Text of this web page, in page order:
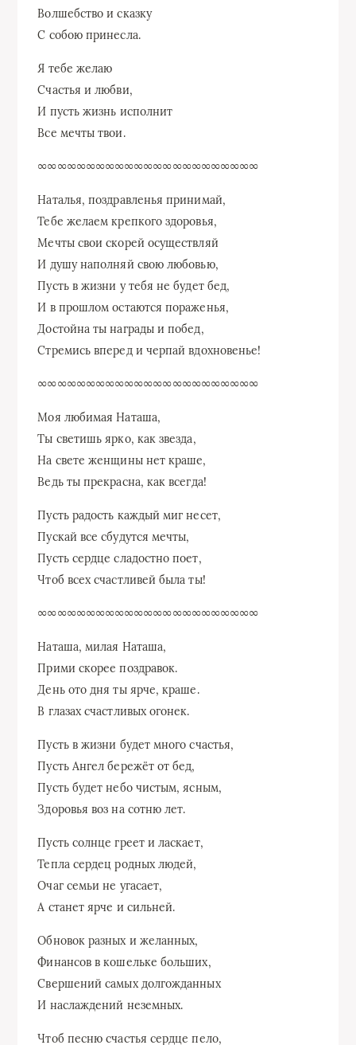
Волшебство и сказку
С собою принесла.
Я тебе желаю
Счастья и любви,
И пусть жизнь исполнит
Все мечты твои.
∞∞∞∞∞∞∞∞∞∞∞∞∞∞∞∞∞∞∞∞∞∞∞
Наталья, поздравленья принимай,
Тебе желаем крепкого здоровья,
Мечты свои скорей осуществляй
И душу наполняй свою любовью,
Пусть в жизни у тебя не будет бед,
И в прошлом остаются пораженья,
Достойна ты награды и побед,
Стремись вперед и черпай вдохновенье!
∞∞∞∞∞∞∞∞∞∞∞∞∞∞∞∞∞∞∞∞∞∞∞
Моя любимая Наташа,
Ты светишь ярко, как звезда,
На свете женщины нет краше,
Ведь ты прекрасна, как всегда!
Пусть радость каждый миг несет,
Пускай все сбудутся мечты,
Пусть сердце сладостно поет,
Чтоб всех счастливей была ты!
∞∞∞∞∞∞∞∞∞∞∞∞∞∞∞∞∞∞∞∞∞∞∞
Наташа, милая Наташа,
Прими скорее поздравок.
День ото дня ты ярче, краше.
В глазах счастливых огонек.
Пусть в жизни будет много счастья,
Пусть Ангел бережёт от бед,
Пусть будет небо чистым, ясным,
Здоровья воз на сотню лет.
Пусть солнце греет и ласкает,
Тепла сердец родных людей,
Очаг семьи не угасает,
А станет ярче и сильней.
Обновок разных и желанных,
Финансов в кошельке больших,
Свершений самых долгожданных
И наслаждений неземных.
Чтоб песню счастья сердце пело,